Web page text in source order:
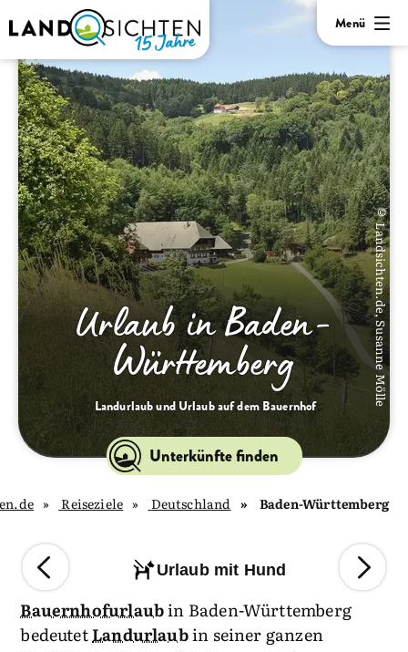
Menü
© Landsichten.de, Susanne Mölle
Urlaub in Baden-
Württemberg
Landurlaub und Urlaub auf dem Bauernhof
Unterkünfte finden
Baden-Württemberg
Deutschland
Reiseziele
Urlaub mit Hund
Bauernhofurlaubin Baden-Württemberg
bedeutetLandurlaubin seiner ganzen